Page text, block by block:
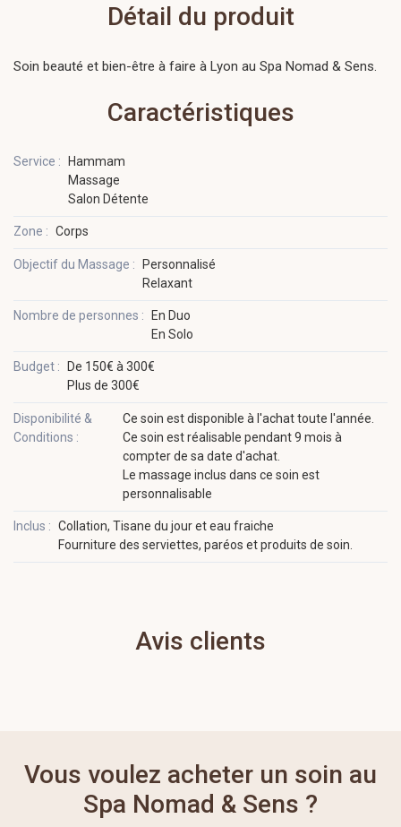
Détail du produit
Soin beauté et bien-être à faire à Lyon au Spa Nomad & Sens.
Caractéristiques
Service :
Hammam
Massage
Salon Détente
Zone : Corps
Objectif du Massage :
Personnalisé
Relaxant
Nombre de personnes :
En Duo
En Solo
Budget :
De 150€ à 300€
Plus de 300€
Disponibilité &
Conditions :
Ce soin est disponible à l'achat toute l'année.
Ce soin est réalisable pendant 9 mois à
compter de sa date d'achat.
Le massage inclus dans ce soin est
personnalisable
Inclus : Collation, Tisane du jour et eau fraiche
Fourniture des serviettes, paréos et produits de soin.
Avis clients
Vous voulez acheter un soin au
Spa Nomad & Sens ?